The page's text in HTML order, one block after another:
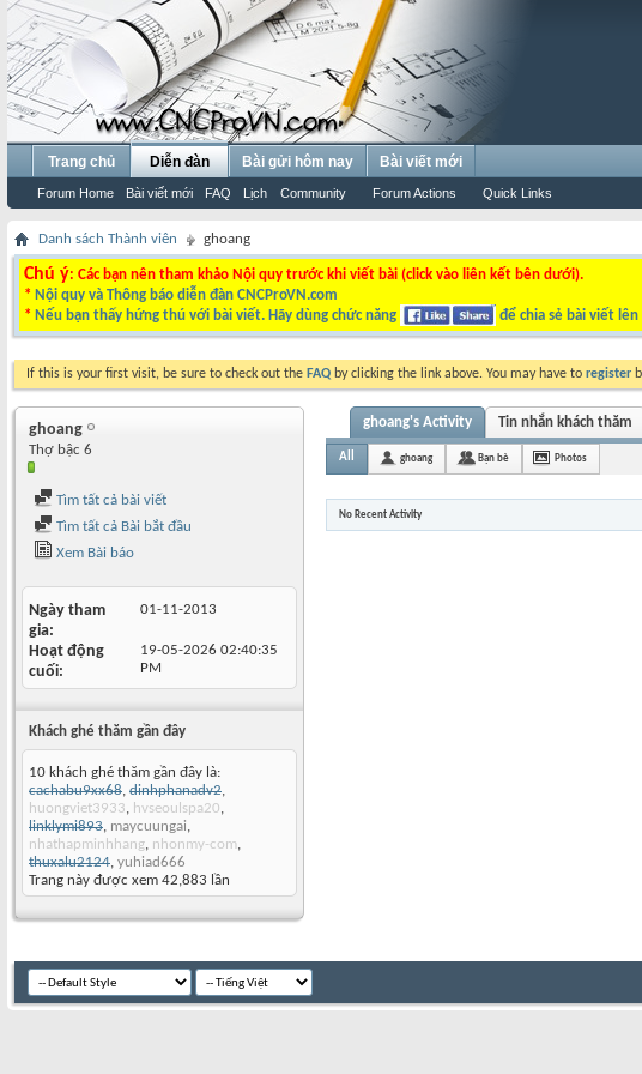
Trang chủ Diễn đàn
Forum Home Bài viết mới FAQ Lịch Community Forum Actions Quick Links
Bài gửi hôm nay Bài viết mới
Danh sách Thành viên ghoang
Chú ý: Các bạn nên tham khảo Nội quy trước khi viết bài (click vào liên kết bên dưới).
* Nội quy và Thông báo diễn đàn CNCProVN.com
* Nếu bạn thấy hứng thú với bài viết. Hãy dùng chức năng để chia sẻ bài viết lên
If this is your first visit, be sure to check out the FAQ by clicking the link above. You may have to register
ghoang
Thợ bậc 6
Tìm tất cả bài viết
Tìm tất cả Bài bắt đầu
Xem Bài báo
Ngày tham
gia
01-11-2013
Hoạt động
cuối
19-05-2026 02:40:35
PM
Khách ghé thăm gần đây
10 khách ghé thăm gần đây là:
cachabu9xx68, dinhphanadv2,
huongviet3933, hvseoulspa20,
linklymi893, maycuungai,
nhathapminhhang, nhonmy-com,
thuxalu2124, yuhiad666
Trang này được xem 42,883 lần
ghoang's Activity Tin nhắn khách thăm
All ghoang Bạn bè Photos
No Recent Activity